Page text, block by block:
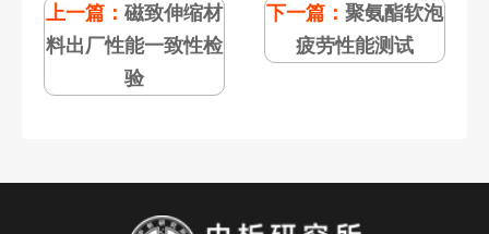
上一篇： 磁致伸缩材
料出厂性能一致性检
验
下一篇：聚氨酯软泡
疲劳性能测试